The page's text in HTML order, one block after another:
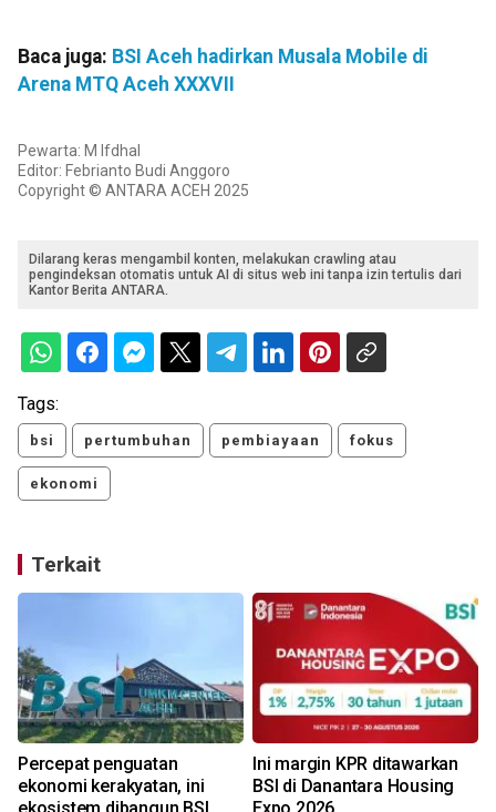
Baca juga: BSI Aceh hadirkan Musala Mobile di
Arena MTQ Aceh XXXVII
Pewarta: M Ifdhal
Editor: Febrianto Budi Anggoro
Copyright © ANTARA ACEH 2025
Dilarang keras mengambil konten, melakukan crawling atau
pengindeksan otomatis untuk AI di situs web ini tanpa izin tertulis dari
Kantor Berita ANTARA.
Tags:
bsi pertumbuhan pembiayaan fokus
ekonomi
Terkait
Percepat penguatan
ekonomi kerakyatan, ini
Ini margin KPR ditawarkan
BSI di Danantara Housing